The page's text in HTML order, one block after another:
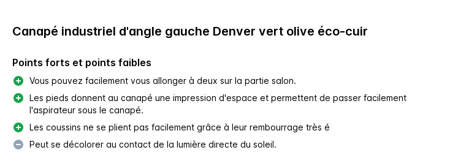
Canapé industriel d'angle gauche Denver vert olive éco-cuir
Points forts et points faibles
Vous pouvez facilement vous allonger à deux sur la partie salon.
Les pieds donnent au canapé une impression d'espace et permettent de passer facilement
l'aspirateur sous le canapé.
Les coussins ne se plient pas facilement grâce à leur rembourrage très é
Peut se décolorer au contact de la lumière directe du soleil.